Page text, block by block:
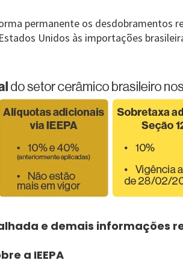
permanente os desdobramentos
Unidos às importações
e demais informações
a IEEPA